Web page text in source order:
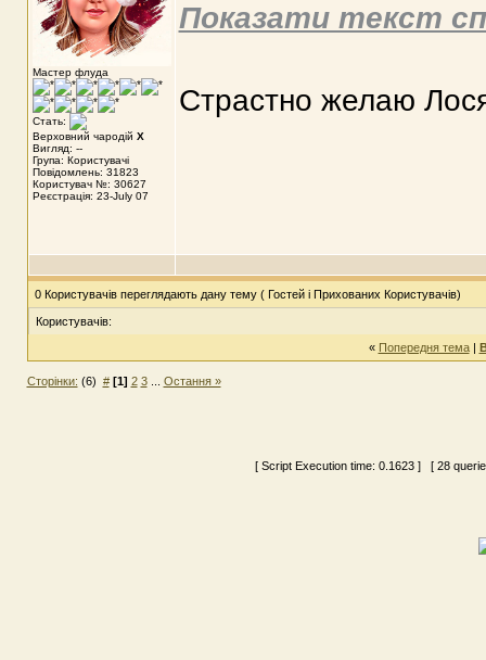
Мастер флуда
Стать:
Верховний чародій X
Вигляд: --
Група: Користувачі
Повідомлень: 31823
Користувач №: 30627
Реєстрація: 23-July 07
Показати текст
Страстно желаю
0 Користувачів переглядають дану тему ( Гостей і Прихованих Користувачів)
Користувачів:
« Попередня тема|
Сторінки: (6) # [1] 2 3... Остання »
[ Script Execution time: 0.1623 ] [ 28